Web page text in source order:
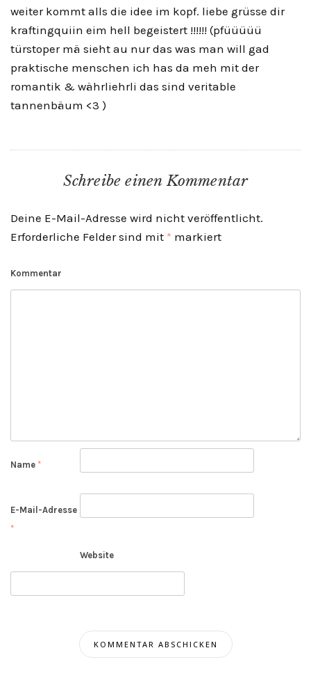
weiter kommt alls die idee im kopf. liebe grüsse dir
kraftingquiin eim hell begeistert !!!!!! (pfüüüüü
türstoper mä sieht au nur das was man will gad
praktische menschen ich has da meh mit der
romantik & währliehrli das sind veritable
tannenbäum <3 )
Schreibe einen Kommentar
Deine E-Mail-Adresse wird nicht veröffentlicht.
Erforderliche Felder sind mit * markiert
Kommentar
Name *
E-Mail-Adresse
*
Website